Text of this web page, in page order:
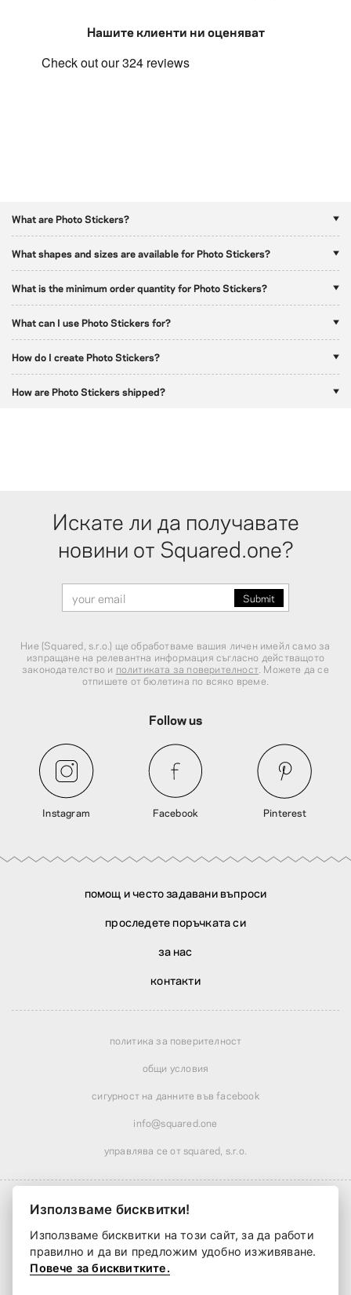
Нашите клиенти ни оценяват
What are Photo Stickers?
What shapes and sizes are available for Photo Stickers?
What is the minimum order quantity for Photo Stickers?
What can I use Photo Stickers for?
How do I create Photo Stickers?
How are Photo Stickers shipped?
Искате ли да получавате
новини от Squared.one?
Ние (Squared, s.r.o.) ще обработваме вашия личен имейл само за
изпращане на релевантна информация съгласно действащото
законодателство и политиката за поверителност . Можете да се
отпишете от бюлетина по всяко време.
Follow us
Instagram Facebook Pinterest
помощ и често задавани въпроси
проследете поръчката си
за нас
контакти
политика за поверителност
общи условия
сигурност на данните във facebook
info@squared.one
управлява се от squared, s.r.o.
Доставка от6,15 €· намалена над 51,99 €
Доставка от2 работни дни
Използваме бисквитки!
Използваме бисквитки на този сайт, за да работи
правилно и да ви предложим удобно изживяване.
Повече за бисквитките.